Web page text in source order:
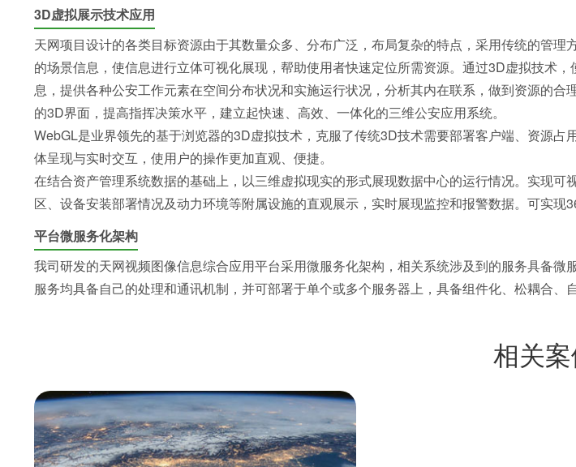
3D虚拟展示技术应用
天网项目设计的各类目标资源由于其数量众多、分布广泛，布局复杂的特点，采用传统的管
的场景信息，使信息进行立体可视化展现，帮助使用者快速定位所需资源。通过3D虚拟技术
息，提供各种公安工作元素在空间分布状况和实施运行状况，分析其内在联系，做到资源的
的3D界面，提高指挥决策水平，建立起快速、高效、一体化的三维公安应用系统。
WebGL是业界领先的基于浏览器的3D虚拟技术，克服了传统3D技术需要部署客户端、资源
体呈现与实时交互，使用户的操作更加直观、便捷。
在结合资产管理系统数据的基础上，以三维虚拟现实的形式展现数据中心的运行情况。实现
区、设备安装部署情况及动力环境等附属设施的直观展示，实时展现监控和报警数据。可实现
平台微服务化架构
我司研发的天网视频图像信息综合应用平台采用微服务化架构，相关系统涉及到的服务具备
服务均具备自己的处理和通讯机制，并可部署于单个或多个服务器上，具备组件化、松耦合、
相关